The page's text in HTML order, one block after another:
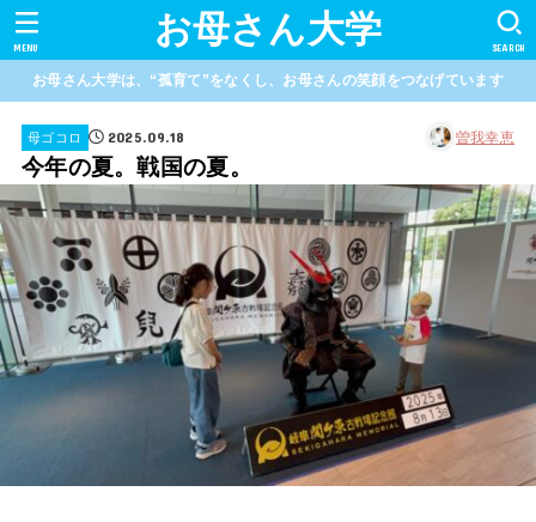
お母さん大学 SEARCH
MENU
お母さん大学は、“孤育て”をなくし、お母さんの笑顔をつなげています
母ゴコロ 2025.09.18 曽我幸恵
今年の夏。戦国の夏。